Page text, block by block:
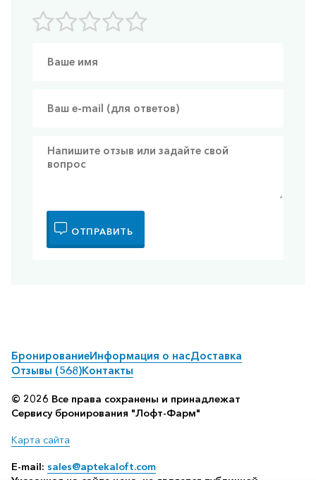
ОТПРАВИТЬ
БронированиеИнформация о насДоставка
Отзывы (568)Контакты
© 2026 Все права сохранены и принадлежат
Сервису бронирования "Лофт-Фарм"
Карта сайта
E-mail: sales@aptekaloft.com